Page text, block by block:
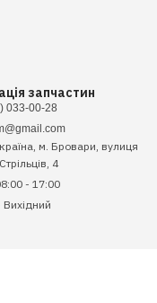
запчастин
033-00-28
м. Бровари, вулиця
4
- 17:00